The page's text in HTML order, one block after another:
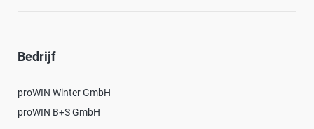
Bedrijf
proWIN Winter GmbH
proWIN B+S GmbH